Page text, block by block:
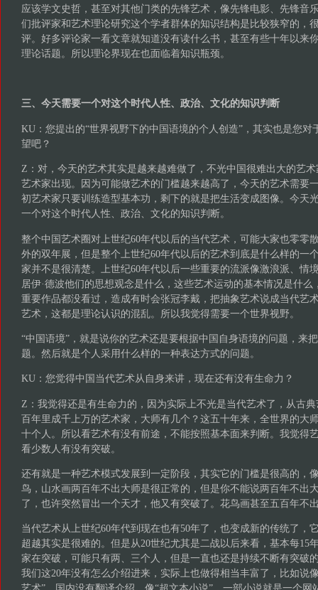
应该学文史哲，甚至对其他门类的先锋艺术，像先锋电影、先锋音
们批评家和艺术理论研究这个学者群体的知识结构是比较狭窄的，
评。好多评论家一看文章就知道没有读什么书，甚至有些十年以来
理论话题。所以理论界现在也面临着知识瓶颈。
三、今天需要一个对这个时代人性、政治、文化的知识判断
KU：您提出的“世界视野下的中国语境的个人创造”，其实也是您对
望吧？
Z：对，今天的艺术其实是越来越难做了，不光中国很难出大的艺
艺术家出现。因为可能做艺术的门槛越来越高了，今天的艺术需要
初艺术家只要训练造型基本功，剩下的就是把生活变成图像。今天
一个对这个时代人性、政治、文化的知识判断。
整个中国艺术圈对上世纪60年代以后的当代艺术，可能大家也零零
外的双年展，但是整个上世纪60年代以后的艺术到底是什么样的一
家并不是很清楚。上世纪60年代以后一些重要的流派像激浪派、情
居伊·德波他们的思想观念是什么，这些艺术运动的基本情况是什
重要作品都没看过，造成有时会张冠李戴，把抽象艺术说成当代艺
艺术，这都是理论认识的混乱。所以我觉得需要一个世界视野。
“中国语境”，就是说你的艺术还是要根据中国自身语境的问题，来
题。然后就是个人采用什么样的一种表达方式的问题。
KU：您觉得中国当代艺术从自身来讲，现在还有没有生命力？
Z：我觉得还是有生命力的，因为实际上不光是当代艺术了，从古
百年里成千上万的艺术家，大师有几个？这五十年来，全世界的大
十个人。所以看艺术有没有前途，不能按照基本面来判断。我觉得
看少数人有没有突破。
还有就是一种艺术模式发展到一定阶段，其实它的门槛是很高的，
鸟，山水画两百年不出大师是很正常的，但是你不能说两百年不出
了，也许突然冒出一个天才，他又有突破了。花鸟画甚至五百年不
当代艺术从上世纪60年代到现在也有50年了，也变成新的传统了，
超越其实是很难的。但是从20世纪尤其是二战以后来看，基本每15
家在突破，可能只有两、三个人，但是一直也还是持续不断有突破
我们这20年没有怎么介绍进来，实际上也做得相当丰富了，比如说